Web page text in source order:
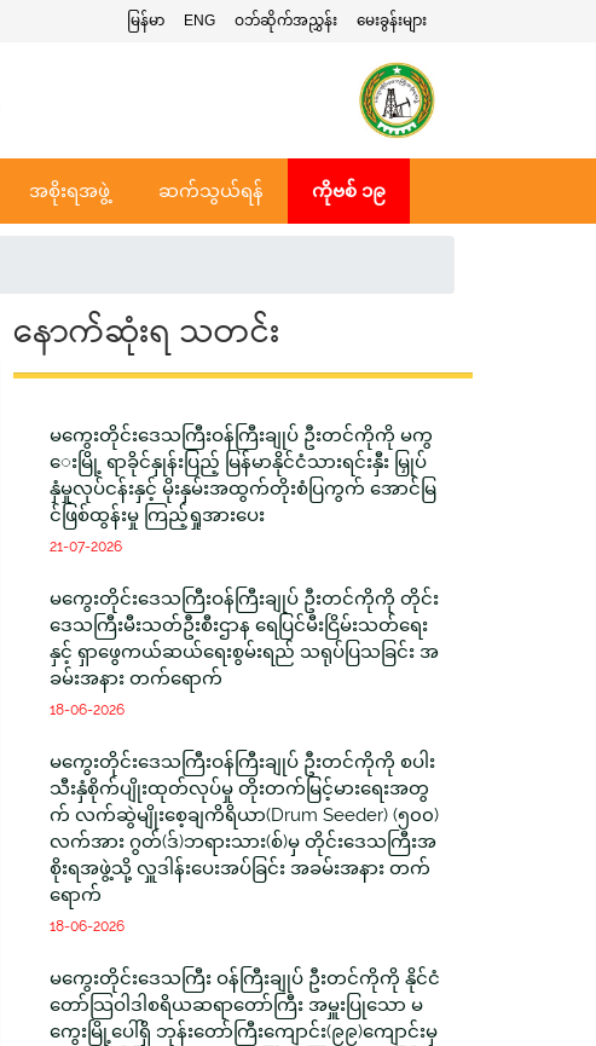
မေးခွန်းများ
ဝဘ်ဆိုက်အညွှန်း
ENG
မြန်မာ
အစိုးရအဖွဲ့ ဆက်သွယ်ရန် ကိုဗစ် ၁၉
နောက်ဆုံးရ သတင်း
မကွေးတိုင်းဒေသကြီးဝန်ကြီးချုပ် ဦးတင်ကိုကို မကွ
ေးမြို့ ရာခိုင်နှုန်းပြည့် မြန်မာနိုင်ငံသားရင်းနှီး မြှုပ်
နှံမှုလုပ်ငန်းနှင့် မိုးနှမ်းအထွက်တိုးစံပြကွက် အောင်မြ
င်ဖြစ်ထွန်းမှု ကြည့်ရှုအားပေး
21-07-2026
မကွေးတိုင်းဒေသကြီးဝန်ကြီးချုပ် ဦးတင်ကိုကို တိုင်း
ဒေသကြီးမီးသတ်ဦးစီးဌာန ရေပြင်မီးငြိမ်းသတ်ရေး
နှင့် ရှာဖွေကယ်ဆယ်ရေးစွမ်းရည် သရုပ်ပြသခြင်း အ
ခမ်းအနား တက်ရောက်
18-06-2026
မကွေးတိုင်းဒေသကြီးဝန်ကြီးချုပ် ဦးတင်ကိုကို စပါး
သီးနှံစိုက်ပျိုးထုတ်လုပ်မှု တိုးတက်မြင့်မားရေးအတွ
က် လက်ဆွဲမျိုးစေ့ချကိရိယာ(Drum Seeder) (၅၀၀)
လက်အား ဂွတ်(ဒ်)ဘရားသား(စ်)မှ တိုင်းဒေသကြီးအ
စိုးရအဖွဲ့သို့ လှူဒါန်းပေးအပ်ခြင်း အခမ်းအနား တက်
ရောက်
18-06-2026
မကွေးတိုင်းဒေသကြီး ဝန်ကြီးချုပ် ဦးတင်ကိုကို နိုင်ငံ
တော်သြဝါဒါစရိယဆရာတော်ကြီး အမှူးပြုသော မ
ကွေးမြို့ပေါ်ရှိ ဘုန်းတော်ကြီးကျောင်း(၉၉)ကျောင်းမှ